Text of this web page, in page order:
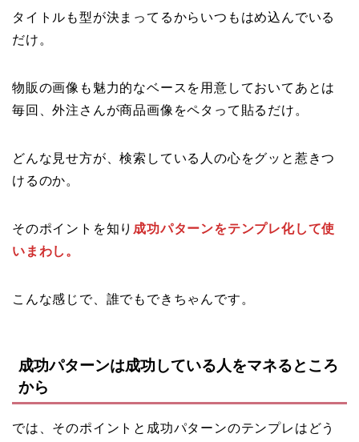
タイトルも型が決まってるからいつもはめ込んでいる
だけ。
物販の画像も魅力的なベースを用意しておいてあとは
毎回、外注さんが商品画像をペタって貼るだけ。
どんな見せ方が、検索している人の心をグッと惹きつ
けるのか。
そのポイントを知り 成功パターンをテンプレ化して使
いまわし。
こんな感じで、誰でもできちゃんです。
成功パターンは成功している人をマネるところ
から
では、そのポイントと成功パターンのテンプレはどう